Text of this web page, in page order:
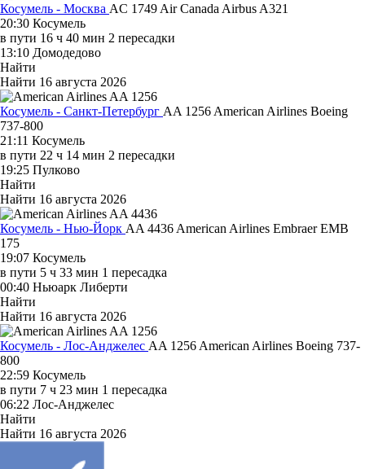
Косумель - Москва AC 1749 Air Canada Airbus A321
20:30 Косумель
в пути 16 ч 40 мин 2 пересадки
13:10 Домодедово
Найти
Найти 16 августа 2026
Косумель - Санкт-Петербург AA 1256 American Airlines Boeing
737-800
21:11 Косумель
в пути 22 ч 14 мин 2 пересадки
19:25 Пулково
Найти
Найти 16 августа 2026
Косумель - Нью-Йорк AA 4436 American Airlines Embraer EMB
175
19:07 Косумель
в пути 5 ч 33 мин 1 пересадка
00:40 Ньюарк Либерти
Найти
Найти 16 августа 2026
Косумель - Лос-Анджелес AA 1256 American Airlines Boeing 737-
800
22:59 Косумель
в пути 7 ч 23 мин 1 пересадка
06:22 Лос-Анджелес
Найти
Найти 16 августа 2026